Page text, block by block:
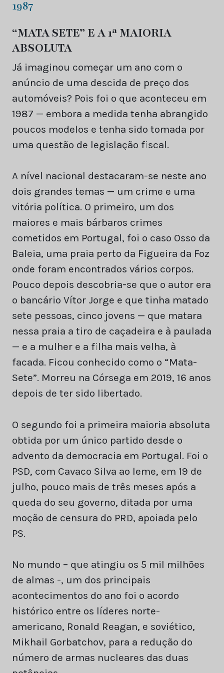
1987
“MATA SETE” E A 1ª MAIORIA
ABSOLUTA
Já imaginou começar um ano com o
anúncio de uma descida de preço dos
automóveis? Pois foi o que aconteceu em
1987 — embora a medida tenha abrangido
poucos modelos e tenha sido tomada por
uma questão de legislação fiscal.
A nível nacional destacaram-se neste ano
dois grandes temas — um crime e uma
vitória política. O primeiro, um dos
maiores e mais bárbaros crimes
cometidos em Portugal, foi o caso Osso da
Baleia, uma praia perto da Figueira da Foz
onde foram encontrados vários corpos.
Pouco depois descobria-se que o autor era
o bancário Vítor Jorge e que tinha matado
sete pessoas, cinco jovens — que matara
nessa praia a tiro de caçadeira e à paulada
— e a mulher e a filha mais velha, à
facada. Ficou conhecido como o “Mata-
Sete”. Morreu na Córsega em 2019, 16 anos
depois de ter sido libertado.
O segundo foi a primeira maioria absoluta
obtida por um único partido desde o
advento da democracia em Portugal. Foi o
PSD, com Cavaco Silva ao leme, em 19 de
julho, pouco mais de três meses após a
queda do seu governo, ditada por uma
moção de censura do PRD, apoiada pelo
PS.
No mundo – que atingiu os 5 mil milhões
de almas -, um dos principais
acontecimentos do ano foi o acordo
histórico entre os líderes norte-
americano, Ronald Reagan, e soviético,
Mikhail Gorbatchov, para a redução do
número de armas nucleares das duas